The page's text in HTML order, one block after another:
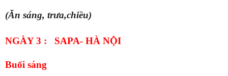
(Ăn sáng, trưa,chiều)
NGÀY 3 : SAPA- HÀ NỘI
Buổi sáng